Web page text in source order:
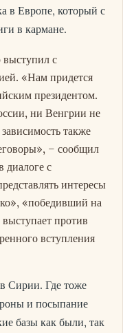
в Европе, который с
в кармане.
с
«Нам придется
президентом.
ни Венгрии не
также
– сообщил
диалоге с
интересы
«победивший на
против
вступления
Сирии. Где тоже
и посыпание
базы как были, так